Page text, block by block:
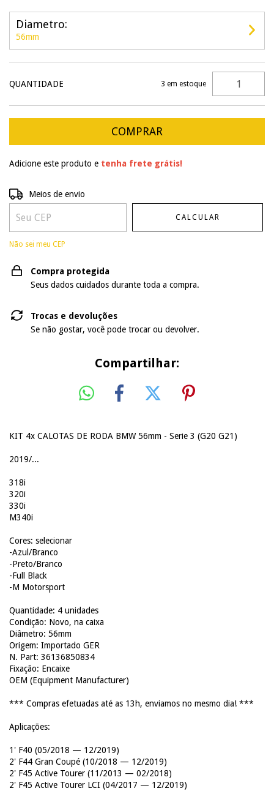
Diametro:
56mm
QUANTIDADE 3 em estoque
Adicione este produto e tenha frete grátis!
Entregas para o CEP:
Meios de envio
CALCULAR
Não sei meu CEP
Compra protegida
Seus dados cuidados durante toda a compra.
Trocas e devoluções
Se não gostar, você pode trocar ou devolver.
Compartilhar:
KIT 4x CALOTAS DE RODA BMW 56mm - Serie 3 (G20 G21)
2019/...
318i
320i
330i
M340i
Cores: selecionar
-Azul/Branco
-Preto/Branco
-Full Black
-M Motorsport
Quantidade: 4 unidades
Condição: Novo, na caixa
Diâmetro: 56mm
Origem: Importado GER
N. Part: 36136850834
Fixação: Encaixe
OEM (Equipment Manufacturer)
*** Compras efetuadas até as 13h, enviamos no mesmo dia! ***
Aplicações:
1' F40 (05/2018 — 12/2019)
2' F44 Gran Coupé (10/2018 — 12/2019)
2' F45 Active Tourer (11/2013 — 02/2018)
2' F45 Active Tourer LCI (04/2017 — 12/2019)